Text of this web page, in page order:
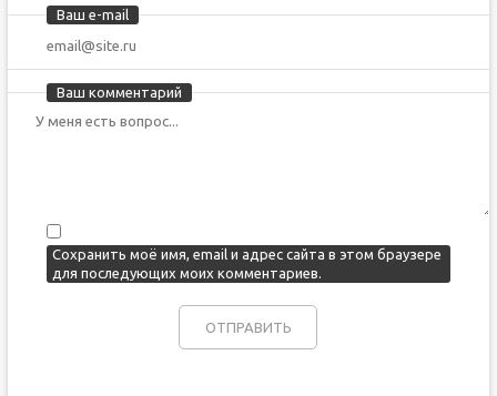
Ваш e-mail
Ваш комментарий
Сохранить моё имя, email и адрес сайта в этом браузере
для последующих моих комментариев.